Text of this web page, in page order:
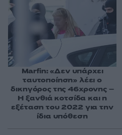
Marfin: «Δεν υπάρχει
ταυτοποίηση» λέει ο
δικηγόρος της 46χρονης –
Η ξανθιά κοτσίδα και η
εξέταση του 2022 για την
ίδια υπόθεση